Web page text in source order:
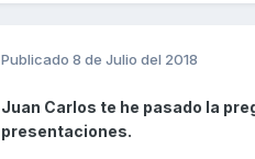
Publicado 8 de Julio del 2018
Juan Carlos te he pasado la
presentaciones.